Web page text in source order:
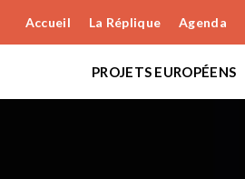
Accueil La Réplique Agenda
PROJETS EUROPÉENS